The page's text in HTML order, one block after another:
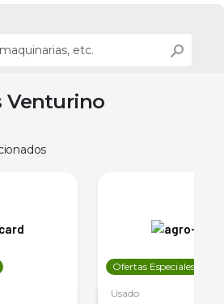
Venturino
Ofertas Especiales
Usado